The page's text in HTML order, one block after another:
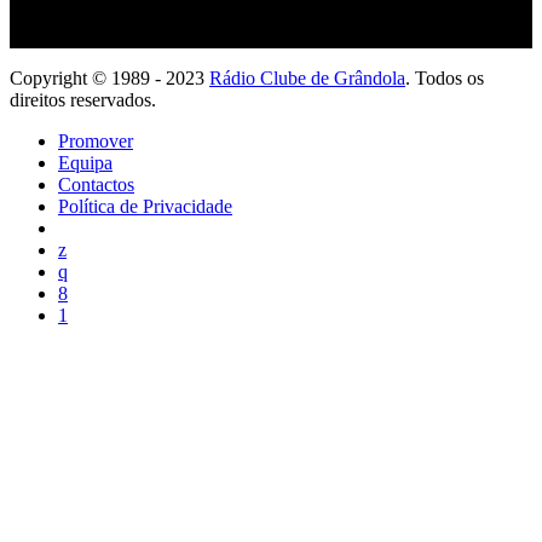
Copyright © 1989 - 2023 Rádio Clube de Grândola. Todos os
direitos reservados.
Promover
Equipa
Contactos
Política de Privacidade